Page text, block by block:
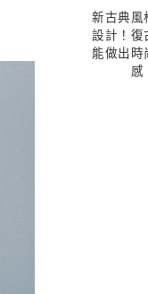
新古典風
設計！復
能做出時
感